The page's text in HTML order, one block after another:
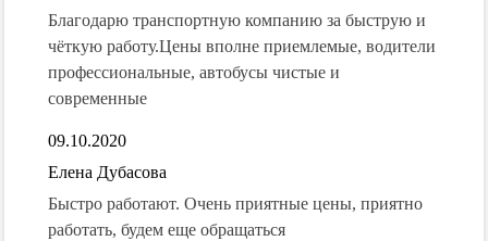
Благодарю транспортную компанию за быструю и
чёткую работу.Цены вполне приемлемые, водители
профессиональные, автобусы чистые и
современные
09.10.2020
Елена Дубасова
Быстро работают. Очень приятные цены, приятно
работать, будем еще обращаться